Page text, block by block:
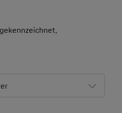
gekennzeichnet.